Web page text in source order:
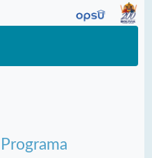
Programa